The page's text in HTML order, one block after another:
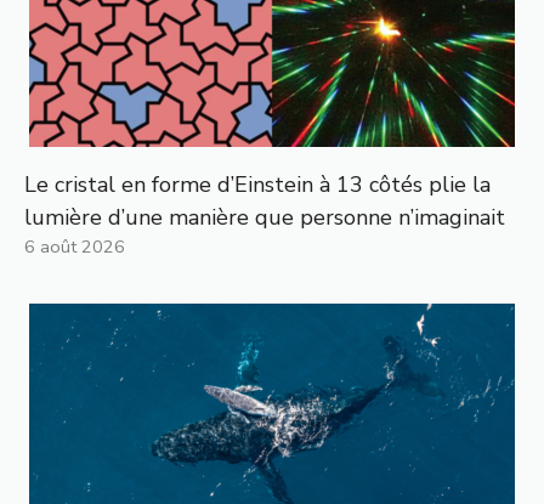
Le cristal en forme d’Einstein à 13 côtés plie la
lumière d’une manière que personne n’imaginait
6 août 2026